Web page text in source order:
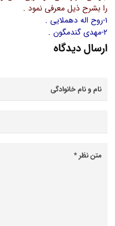
را بشرح ذیل معرفی نمود .
1-روح اله دهملایی .
2-مهدی گندمگون .
ارسال دیدگاه